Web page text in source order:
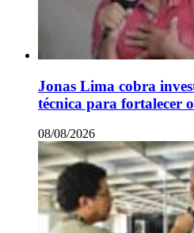
Jonas Lima cobra
técnica para fortalecer
08/08/2026